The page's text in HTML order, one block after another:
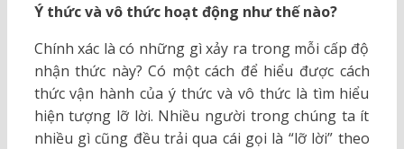
Ý thức và vô thức hoạt động như thế nào?
Chính xác là có những gì xảy ra trong mỗi cấp độ
nhận thức này? Có một cách để hiểu được cách
thức vận hành của ý thức và vô thức là tìm hiểu
hiện tượng lỡ lời. Nhiều người trong chúng ta ít
nhiều gì cũng đều trải qua cái gọi là “lỡ lời” theo